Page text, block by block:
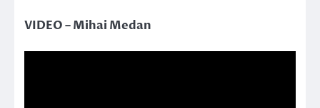
VIDEO – Mihai Medan